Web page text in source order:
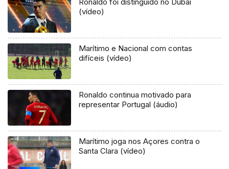
Ronaldo foi distinguido no Dubai
(vídeo)
Marítimo e Nacional com contas
difíceis (vídeo)
Ronaldo continua motivado para
representar Portugal (áudio)
Marítimo joga nos Açores contra o
Santa Clara (vídeo)